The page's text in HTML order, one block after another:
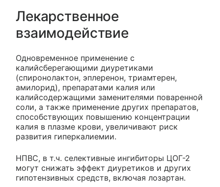
Лекарственное
взаимодействие
Одновременное применение с
калийсберегающими диуретиками
(спиронолактон, эплеренон, триамтерен,
амилорид), препаратами калия или
калийсодержащими заменителями поваренной
соли, а также применение других препаратов,
способствующих повышению концентрации
калия в плазме крови, увеличивают риск
развития гиперкалиемии.
НПВС, в т.ч. селективные ингибиторы ЦОГ-2
могут снижать эффект диуретиков и других
гипотензивных средств, включая лозартан.